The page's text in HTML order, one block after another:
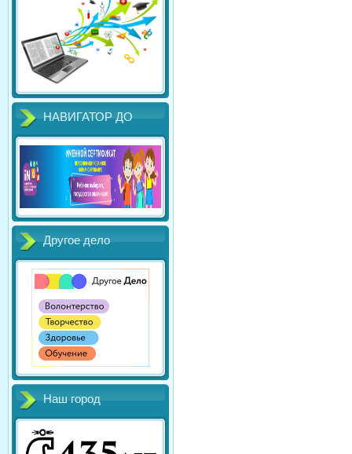
НАВИГАТОР ДО
Другое дело
Наш город